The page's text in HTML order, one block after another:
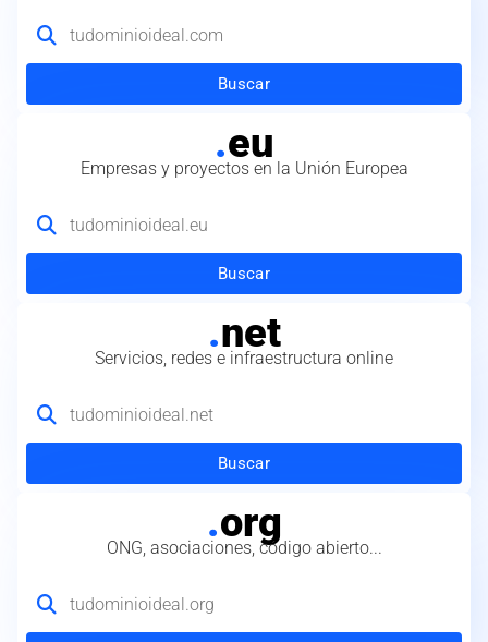
Buscar
.eu
Empresas y proyectos en la Unión Europea
Buscar
.net
Servicios, redes e infraestructura online
Buscar
.org
ONG, asociaciones, código abierto...